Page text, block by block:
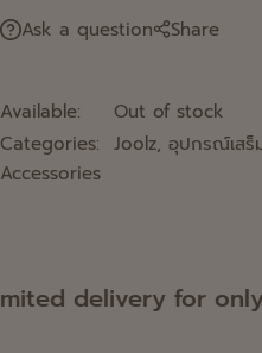
Ask a question
Share
Available:
Out of stock
Categories: Joolz, อุปกรณ์เสร็
Accessories
delivery for